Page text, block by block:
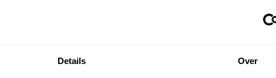
Details Over
merken